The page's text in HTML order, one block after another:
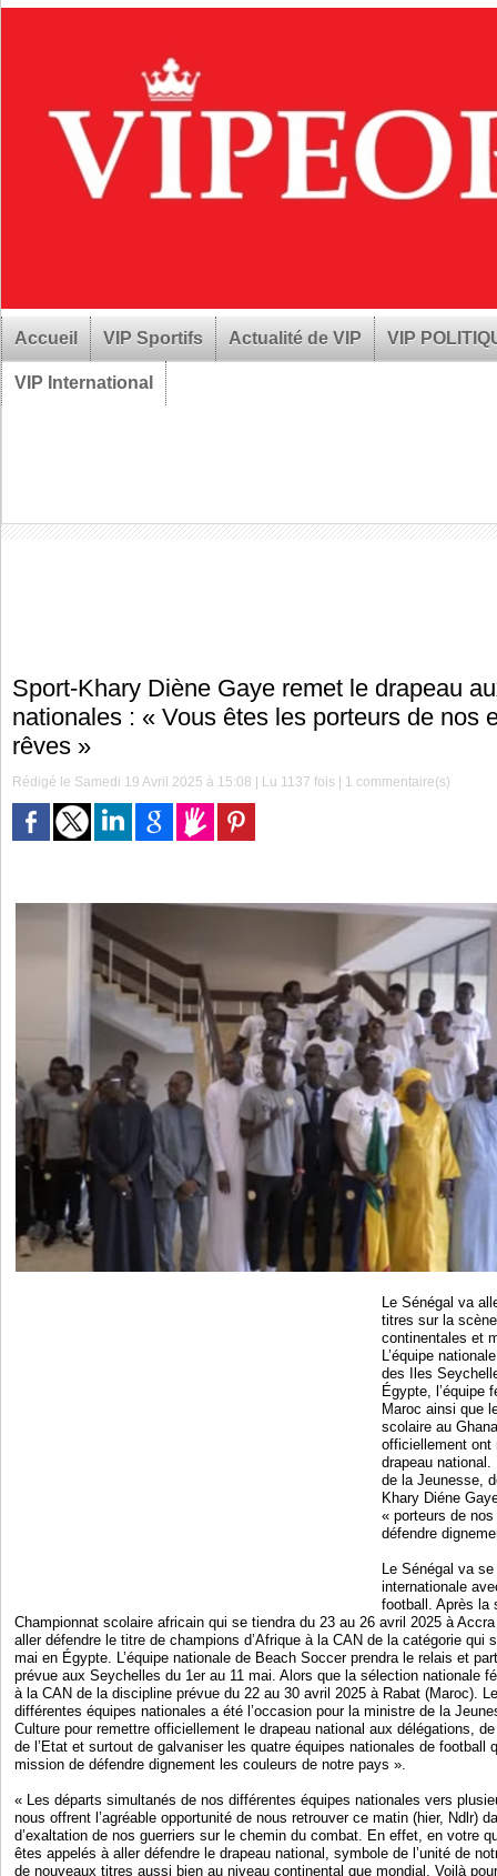
Accueil VIP Sportifs Actualité de VIP VIP
VIP International
Sport-Khary Diène Gaye remet le drapeau
nationales : « Vous êtes les porteurs de nos
rêves »
Rédigé le Samedi 19 Avril 2025 à 15:08 | Lu 1137 fois | 1 commentaire(s)
Le Sénégal va
titres sur la
continentales et
L’équipe
des Iles
Égypte, l’équipe
Maroc ainsi que
scolaire au
officiellement ont
drapeau
de la Jeunesse,
Khary Diéne
« porteurs de
défendre
Le Sénégal va
internationale
football. Après la
Championnat scolaire africain qui se tiendra du 23 au 26 avril 2025 à
aller défendre le titre de champions d’Afrique à la CAN de la catégorie qui
mai en Égypte. L’équipe nationale de Beach Soccer prendra le relais et
prévue aux Seychelles du 1er au 11 mai. Alors que la sélection nationale
à la CAN de la discipline prévue du 22 au 30 avril 2025 à Rabat (Maroc).
différentes équipes nationales a été l’occasion pour la ministre de la
Culture pour remettre officiellement le drapeau national aux délégations,
de l’Etat et surtout de galvaniser les quatre équipes nationales de football
mission de défendre dignement les couleurs de notre pays ».
« Les départs simultanés de nos différentes équipes nationales vers
nous offrent l’agréable opportunité de nous retrouver ce matin (hier, Ndlr)
d’exaltation de nos guerriers sur le chemin du combat. En effet, en votre
êtes appelés à aller défendre le drapeau national, symbole de l’unité de
de nouveaux titres aussi bien au niveau continental que mondial. Voilà